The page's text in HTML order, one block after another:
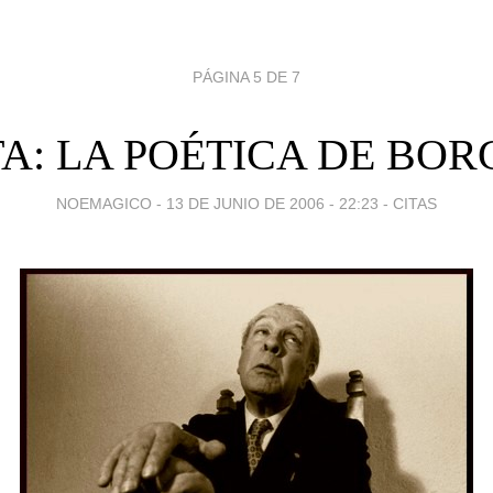
PÁGINA 5 DE 7
LA POÉTICA DE
NOEMAGICO - 13 DE JUNIO DE 2006 - 22:23 - CITAS